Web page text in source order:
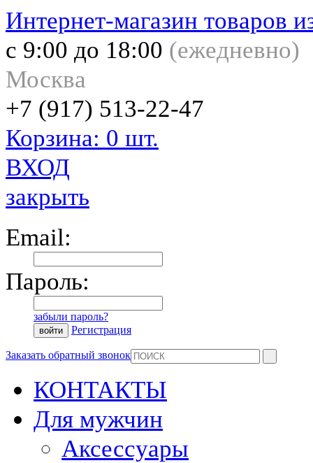
Интернет-магазин товаров
с 9:00 до 18:00 (ежедневно)
Москва
+7 (917) 513-22-47
Корзина: 0 шт.
ВХОД
закрыть
Email:
Пароль:
забыли пароль?
Регистрация
Заказать обратный звонок
КОНТАКТЫ
Для мужчин
Аксессуары